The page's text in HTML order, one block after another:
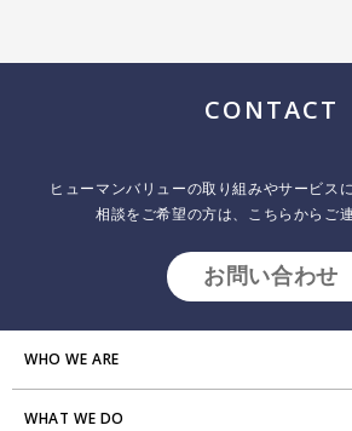
CONTACT
ヒューマンバリューの取り組みやサービス
相談をご希望の方は、こちらからご
お問い合わせ
WHO WE ARE
HVからのメッセージ
WHAT WE DO